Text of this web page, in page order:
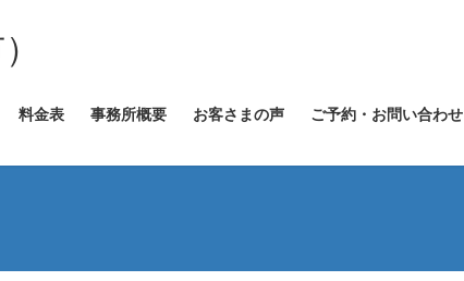
料金表 事務所概要 お客さまの声 ご予約・お問い合わせ